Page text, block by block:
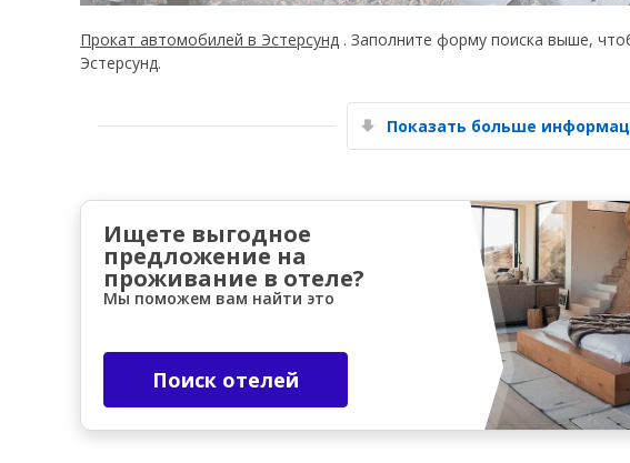
Прокат автомобилей в Эстерсунд . Заполните форму поиска выше,
Эстерсунд.
Показать больше
Ищете выгодное
предложение на
проживание в отеле?
Мы поможем вам найти это
Поиск отелей